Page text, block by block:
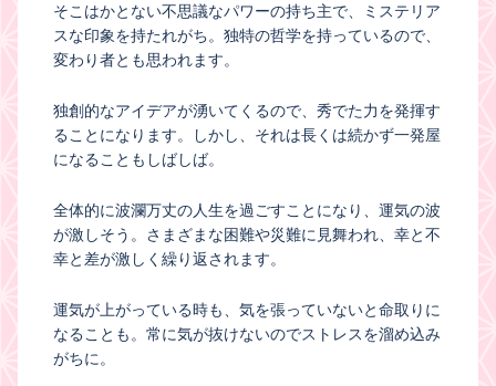
そこはかとない不思議なパワーの持ち主で、ミステリア
スな印象を持たれがち。独特の哲学を持っているので、
変わり者とも思われます。
独創的なアイデアが湧いてくるので、秀でた力を発揮す
ることになります。しかし、それは長くは続かず一発屋
になることもしばしば。
全体的に波瀾万丈の人生を過ごすことになり、運気の波
が激しそう。さまざまな困難や災難に見舞われ、幸と不
幸と差が激しく繰り返されます。
運気が上がっている時も、気を張っていないと命取りに
なることも。常に気が抜けないのでストレスを溜め込み
がちに。